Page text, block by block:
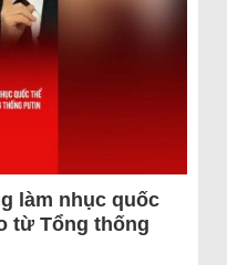
làm nhục quốc
từ Tổng thống